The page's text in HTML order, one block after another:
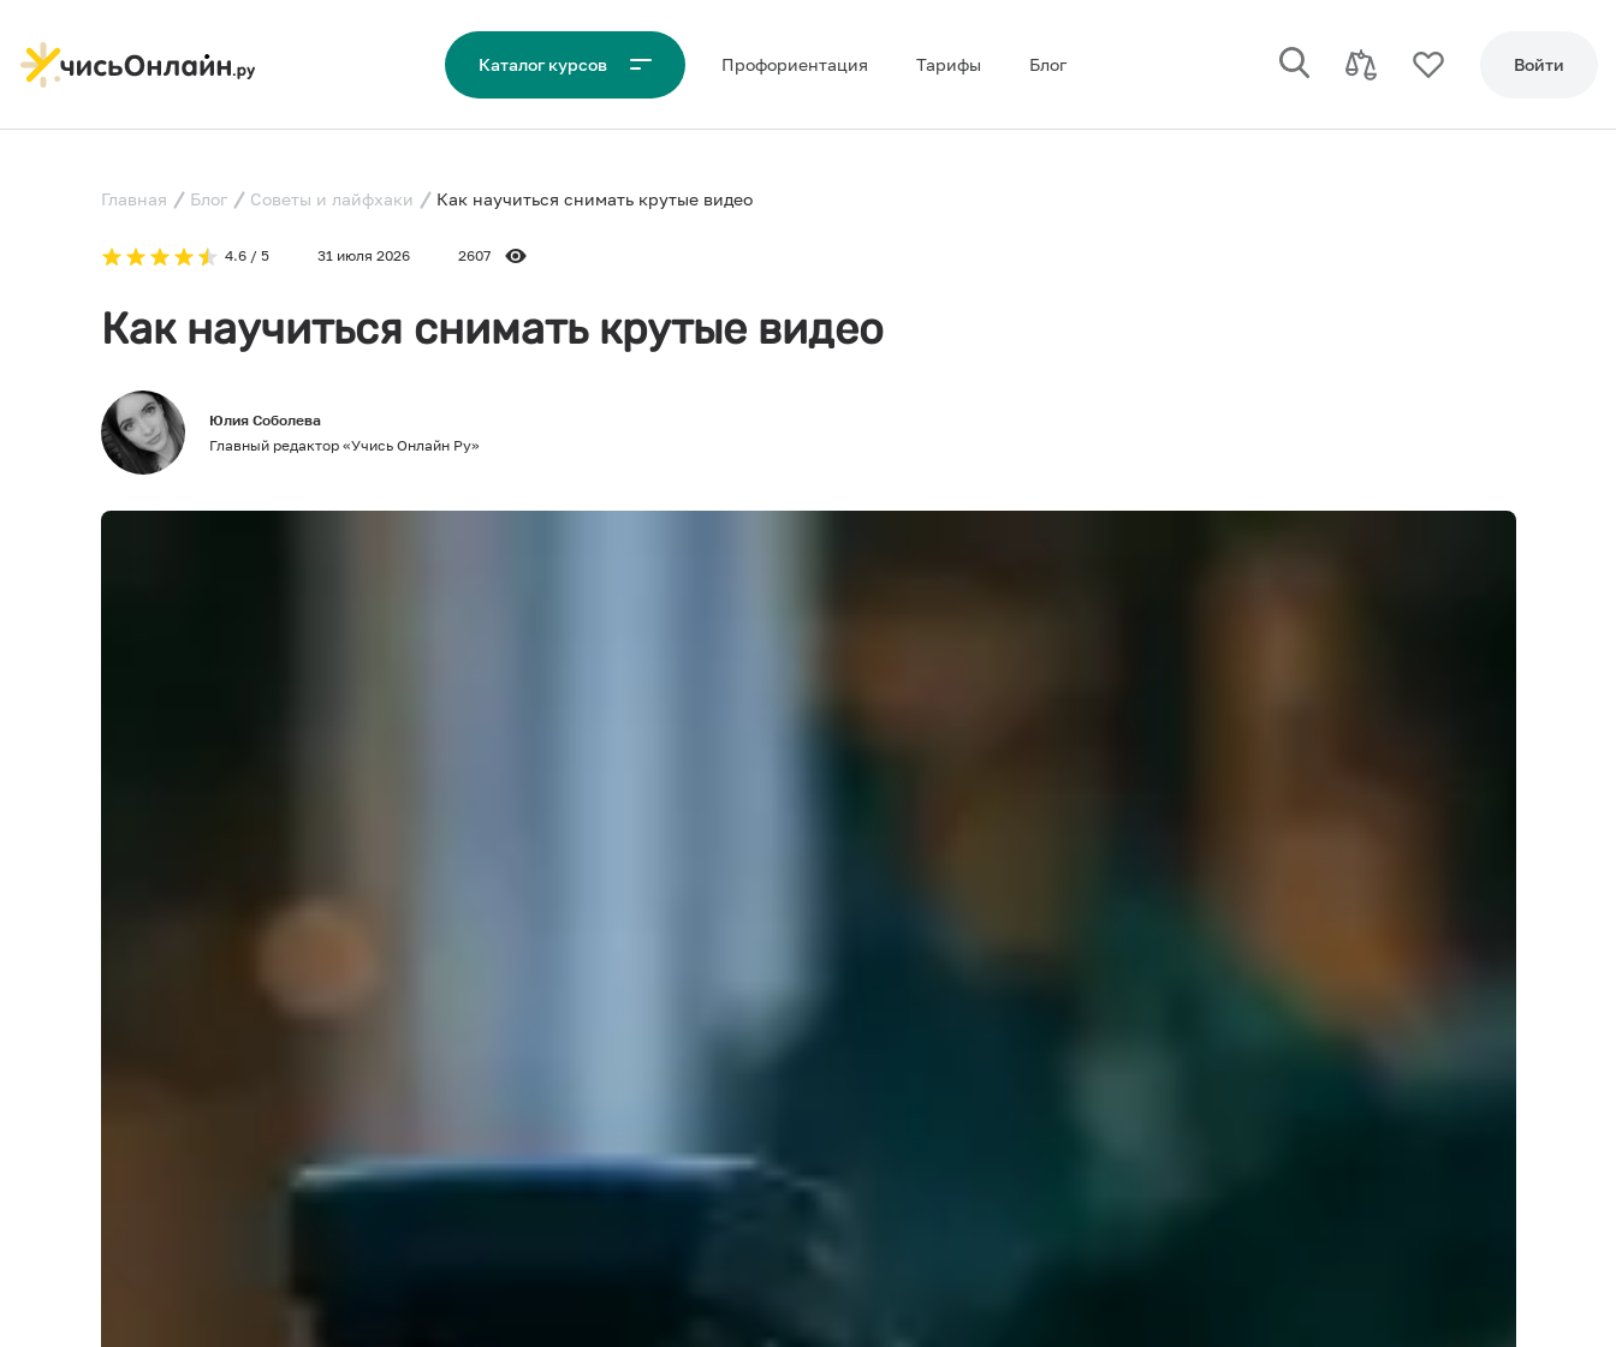
Каталог курсов Проф‌ориентация Тарифы Блог Войти
Главная Блог Советы и лайфхаки Как научиться снимать крутые видео
4.6 / 5 31 июля 2026 2607
Как научиться снимать крутые видео
Юлия Соболева
Главный редактор «Учись Онлайн Ру»